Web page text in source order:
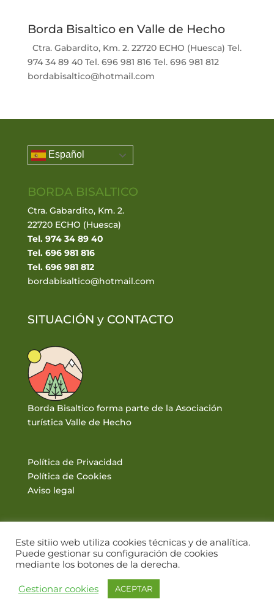
Borda Bisaltico en Valle de Hecho
Ctra. Gabardito, Km. 2. 22720 ECHO (Huesca) Tel.
974 34 89 40 Tel. 696 981 816 Tel. 696 981 812
bordabisaltico@hotmail.com
Español
BORDA BISALTICO
Ctra. Gabardito, Km. 2.
22720 ECHO (Huesca)
Tel. 974 34 89 40
Tel. 696 981 816
Tel. 696 981 812
bordabisaltico@hotmail.com
SITUACIÓN y CONTACTO
Borda Bisaltico forma parte de la Asociación
turística Valle de Hecho
Política de Privacidad
Política de Cookies
Aviso legal
© BORDA BISALTICO 2017. VALLE DE HECHO · PIRINEOS |
DISEÑO WEB: WWW.PIRINEUM.ES
Este sitiio web utiliza cookies técnicas y de analítica.
Puede gestionar su configuración de cookies
mediante los botones de la derecha.
Gestionar cookies ACEPTAR